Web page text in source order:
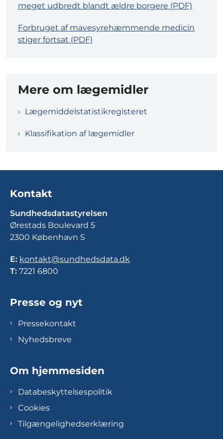
meget udbredt blandt ældre borgere (PDF)
Forbruget af mavesyrehæmmende medicin
stiger fortsat (PDF)
Mere om lægemidler
Lægemiddelstatistikregisteret
Klassifikation af lægemidler
Kontakt
Sundhedsdatastyrelsen
Ørestads Boulevard 5
2300 København S
E: kontakt@sundhedsdata.dk
T: 7221 6800
Presse og nyt
Pressekontakt
Nyhedsbreve
Om hjemmesiden
Databeskyttelsespolitik
Cookies
Tilgængelighedserklæring